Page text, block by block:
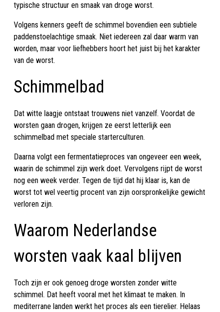
typische structuur en smaak van droge worst.
Volgens kenners geeft de schimmel bovendien een subtiele
paddenstoelachtige smaak. Niet iedereen zal daar warm van
worden, maar voor liefhebbers hoort het juist bij het karakter
van de worst.
Schimmelbad
Dat witte laagje ontstaat trouwens niet vanzelf. Voordat de
worsten gaan drogen, krijgen ze eerst letterlijk een
schimmelbad met speciale starterculturen.
Daarna volgt een fermentatieproces van ongeveer een week,
waarin de schimmel zijn werk doet. Vervolgens rijpt de worst
nog een week verder. Tegen de tijd dat hij klaar is, kan de
worst tot wel veertig procent van zijn oorspronkelijke gewicht
verloren zijn.
Waarom Nederlandse
worsten vaak kaal blijven
Toch zijn er ook genoeg droge worsten zonder witte
schimmel. Dat heeft vooral met het klimaat te maken. In
mediterrane landen werkt het proces als een tierelier. Helaas